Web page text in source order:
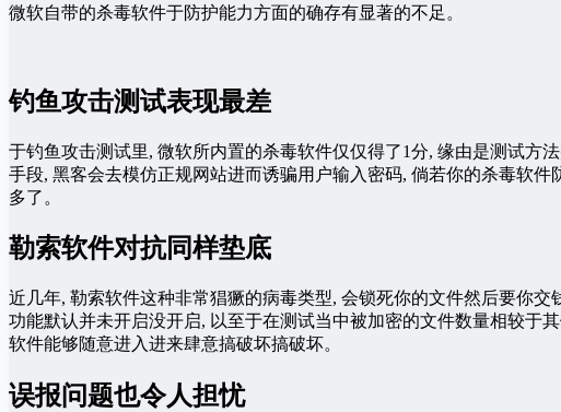
微软自带的杀毒软件于防护能力方面的确存有显著的不足。
钓鱼攻击测试表现最差
于钓鱼攻击测试里, 微软所内置的杀毒软件仅仅得了1分, 缘由是测试方
手段, 黑客会去模仿正规网站进而诱骗用户输入密码, 倘若你的杀毒软
多了。
勒索软件对抗同样垫底
近几年, 勒索软件这种非常猖獗的病毒类型, 会锁死你的文件然后要你
功能默认并未开启没开启, 以至于在测试当中被加密的文件数量相较于
软件能够随意进入进来肆意搞破坏搞破坏。
误报问题也令人担忧